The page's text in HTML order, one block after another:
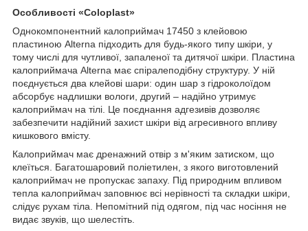
Особливості «Coloplast»
Однокомпонентний калоприймач 17450 з клейовою
пластиною Alterna підходить для будь-якого типу шкіри, у
тому числі для чутливої, запаленої та дитячої шкіри. Пластина
калоприймача Alterna має спіралеподібну структуру. У ній
поєднується два клейові шари: один шар з гідроколоїдом
абсорбує надлишки вологи, другий – надійно утримує
калоприймач на тілі. Це поєднання адгезивів дозволяє
забезпечити надійний захист шкіри від агресивного впливу
кишкового вмісту.
Калоприймач має дренажний отвір з м'яким затиском, що
клеїться. Багатошаровий поліетилен, з якого виготовлений
калоприймач не пропускає запаху. Під природним впливом
тепла калоприймач заповнює всі нерівності та складки шкіри,
слідує рухам тіла. Непомітний під одягом, під час носіння не
видає звуків, що шелестіть.